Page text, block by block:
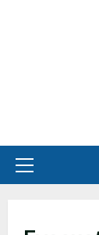
Primary